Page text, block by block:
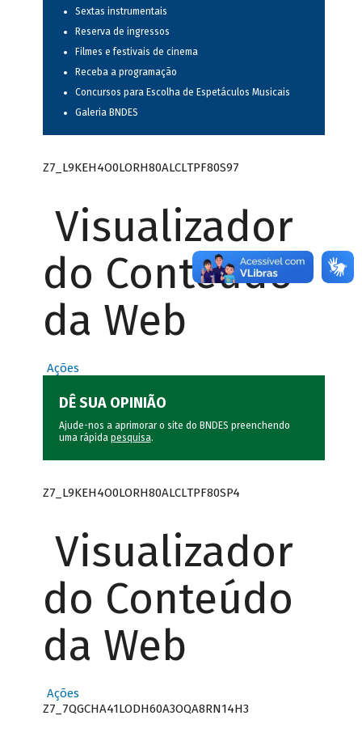
Sextas instrumentais
Reserva de ingressos
Filmes e festivais de cinema
Receba a programação
Concursos para Escolha de Espetáculos Musicais
Galeria BNDES
Z7_L9KEH4O0LORH80ALCLTPF80S97
Visualizador
do Conteúdo
da Web
Ações
DÊ SUA OPINIÃO
Ajude-nos a aprimorar o site do BNDES preenchendo
uma rápida pesquisa.
Z7_L9KEH4O0LORH80ALCLTPF80SP4
Visualizador
do Conteúdo
da Web
Ações
Z7_7QGCHA41LODH60A3OQA8RN14H3